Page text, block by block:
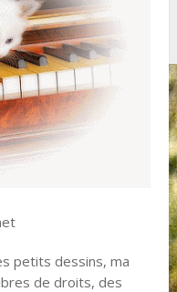
petits dessins, ma
de droits, des